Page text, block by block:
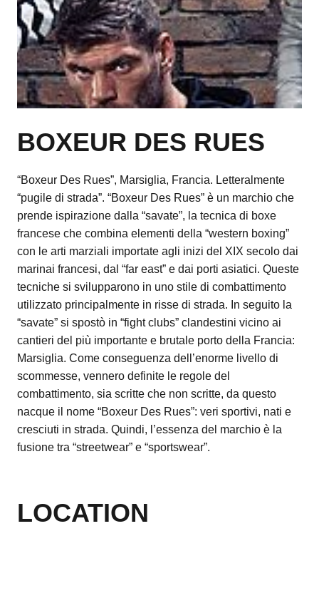
BOXEUR DES RUES
“Boxeur Des Rues”, Marsiglia, Francia. Letteralmente
“pugile di strada”. “Boxeur Des Rues” è un marchio che
prende ispirazione dalla “savate”, la tecnica di boxe
francese che combina elementi della “western boxing”
con le arti marziali importate agli inizi del XIX secolo dai
marinai francesi, dal “far east” e dai porti asiatici. Queste
tecniche si svilupparono in uno stile di combattimento
utilizzato principalmente in risse di strada. In seguito la
“savate” si spostò in “fight clubs” clandestini vicino ai
cantieri del più importante e brutale porto della Francia:
Marsiglia. Come conseguenza dell’enorme livello di
scommesse, vennero definite le regole del
combattimento, sia scritte che non scritte, da questo
nacque il nome “Boxeur Des Rues”: veri sportivi, nati e
cresciuti in strada. Quindi, l’essenza del marchio è la
fusione tra “streetwear” e “sportswear”.
LOCATION